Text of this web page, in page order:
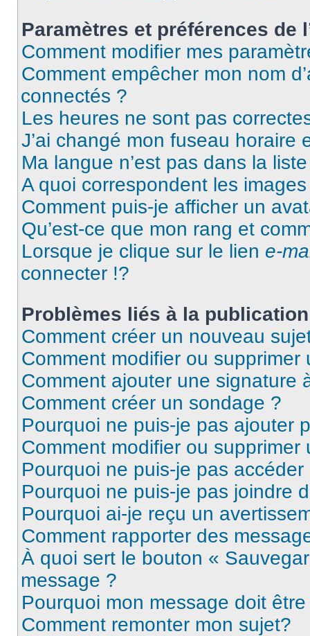
Paramètres et préférences de
Comment modifier mes
Comment empêcher mon nom
connectés ?
Les heures ne sont pas
J’ai changé mon fuseau horaire
Ma langue n’est pas dans la
A quoi correspondent les
Comment puis-je afficher un
Qu’est-ce que mon rang et
Lorsque je clique sur le lien e-
connecter !?
Problèmes liés à la
Comment créer un nouveau
Comment modifier ou supprimer
Comment ajouter une signature
Comment créer un sondage ?
Pourquoi ne puis-je pas ajouter
Comment modifier ou supprimer
Pourquoi ne puis-je pas
Pourquoi ne puis-je pas joindre
Pourquoi ai-je reçu un
Comment rapporter des
À quoi sert le bouton «
message ?
Pourquoi mon message doit
Comment remonter mon sujet?